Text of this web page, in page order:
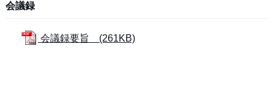
会議録
会議録要旨 (261KB)